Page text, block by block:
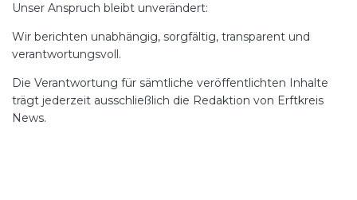
Unser Anspruch bleibt unverändert:
Wir berichten unabhängig, sorgfältig, transparent und
verantwortungsvoll.
Die Verantwortung für sämtliche veröffentlichten Inhalte
trägt jederzeit ausschließlich die Redaktion von Erftkreis
News.